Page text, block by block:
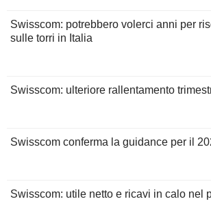
Swisscom: potrebbero volerci anni per
sulle torri in Italia
Swisscom: ulteriore rallentamento
Swisscom conferma la guidance per il
Swisscom: utile netto e ricavi in calo nel